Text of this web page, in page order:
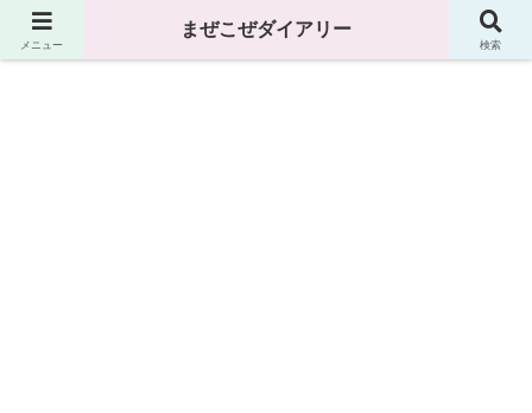
まぜこぜダイアリー
メニュー
まぜこぜダイアリー
検索